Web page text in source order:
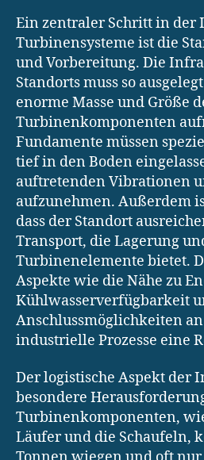
Ein zentraler Schritt in der
Turbinensysteme ist die
und Vorbereitung. Die
Standorts muss so
enorme Masse und Größe
Turbinenkomponenten
Fundamente müssen
tief in den Boden
auftretenden Vibrationen
aufzunehmen. Außerdem
dass der Standort
Transport, die Lagerung
Turbinenelemente bietet.
Aspekte wie die Nähe zu
Kühlwasserverfügbarkeit
Anschlussmöglichkeiten
industrielle Prozesse eine
Der logistische Aspekt der
besondere
Turbinenkomponenten,
Läufer und die Schaufeln,